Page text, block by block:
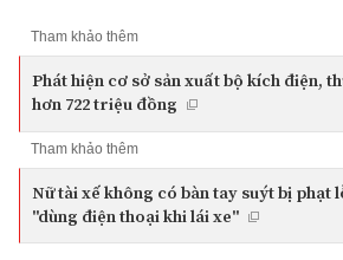
Tham khảo thêm
Phát hiện cơ sở sản xuất bộ kích điện,
hơn 722 triệu đồng
Tham khảo thêm
Nữ tài xế không có bàn tay suýt bị phạt
"dùng điện thoại khi lái xe"